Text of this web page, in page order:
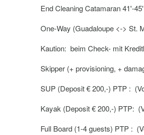
End Cleaning Catamaran 41'-
One-Way (Guadaloupe <-> St.
Kaution: beim Check- mit
Skipper (+ provisioning, +
SUP (Deposit € 200,-) PTP :
Kayak (Deposit € 200,-) PTP:
Full Board (1-4 guests) PTP :